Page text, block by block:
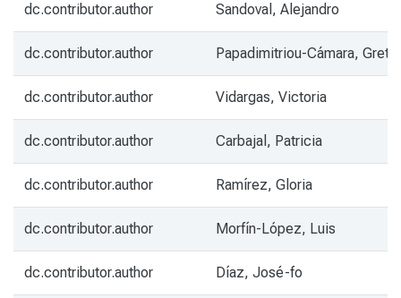
dc.contributor.author Sandoval, Alejandro
dc.contributor.author Papadimitriou-Cámara, Greta
dc.contributor.author Vidargas, Victoria
dc.contributor.author Carbajal, Patricia
dc.contributor.author Ramírez, Gloria
dc.contributor.author Morfín-López, Luis
dc.contributor.author Díaz, José-fo